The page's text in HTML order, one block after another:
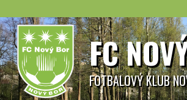
to
content
FC
FOTBALOVÝ KLUB